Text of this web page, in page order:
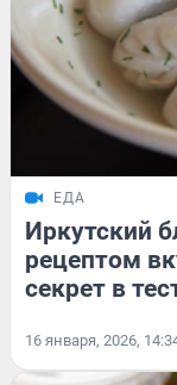
ЕДА
Иркутский
рецептом
секрет в
16 января, 2026,